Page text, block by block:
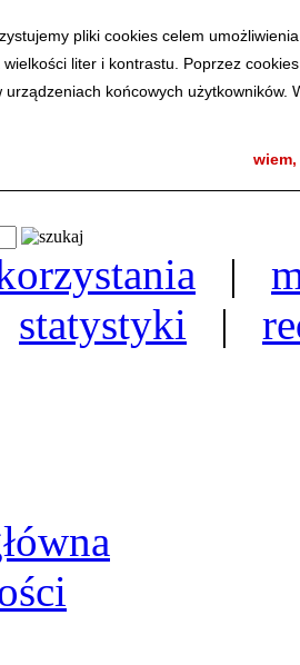
pliki cookies celem
wielkości liter i kontrastu. Poprzez
urządzeniach końcowych użytkowników.
|
statystyki |